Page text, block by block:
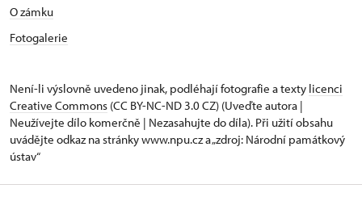
O zámku
Fotogalerie
Není-li výslovně uvedeno jinak, podléhají fotografie a texty licenci
Creative Commons (CC BY-NC-ND 3.0 CZ) (Uveďte autora |
Neužívejte dílo komerčně | Nezasahujte do díla). Při užití obsahu
uvádějte odkaz na stránky www.npu.cz a „zdroj: Národní památkový
ústav“